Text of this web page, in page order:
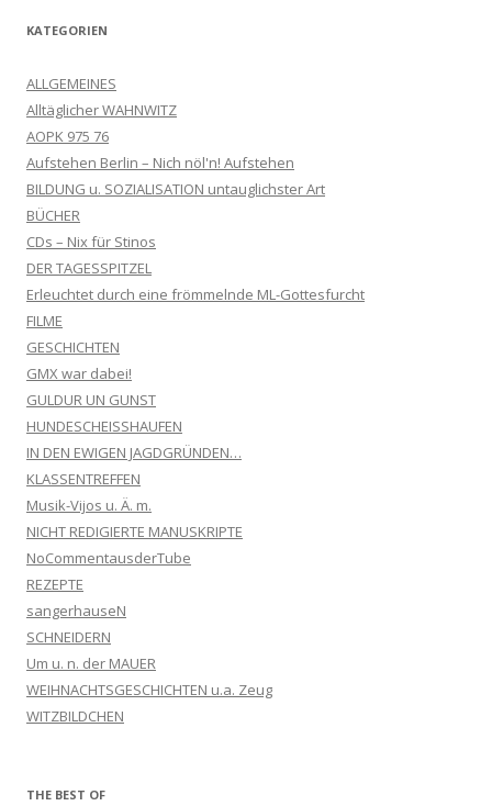
KATEGORIEN
ALLGEMEINES
Alltäglicher WAHNWITZ
AOPK 975 76
Aufstehen Berlin – Nich nöl'n! Aufstehen
BILDUNG u. SOZIALISATION untauglichster Art
BÜCHER
CDs – Nix für Stinos
DER TAGESSPITZEL
Erleuchtet durch eine frömmelnde ML-Gottesfurcht
FILME
GESCHICHTEN
GMX war dabei!
GULDUR UN GUNST
HUNDESCHEISSHAUFEN
IN DEN EWIGEN JAGDGRÜNDEN…
KLASSENTREFFEN
Musik-Vijos u. Ä. m.
NICHT REDIGIERTE MANUSKRIPTE
NoCommentausderTube
REZEPTE
sangerhauseN
SCHNEIDERN
Um u. n. der MAUER
WEIHNACHTSGESCHICHTEN u.a. Zeug
WITZBILDCHEN
THE BEST OF